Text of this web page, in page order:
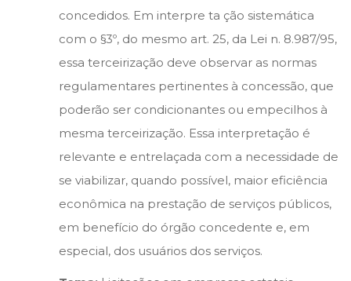
concedidos. Em interpre ta ção sistemática
com o §3º, do mesmo art. 25, da Lei n. 8.987/95,
essa terceirização deve observar as normas
regulamentares pertinentes à concessão, que
poderão ser condicionantes ou empecilhos à
mesma terceirização. Essa interpretação é
relevante e entrelaçada com a necessidade de
se viabilizar, quando possível, maior eficiência
econômica na prestação de serviços públicos,
em benefício do órgão concedente e, em
especial, dos usuários dos serviços.